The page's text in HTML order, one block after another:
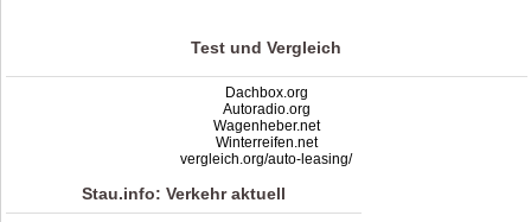
Test und Vergleich
Dachbox.org
Autoradio.org
Wagenheber.net
Winterreifen.net
vergleich.org/auto-leasing/
Stau.info: Verkehr aktuell